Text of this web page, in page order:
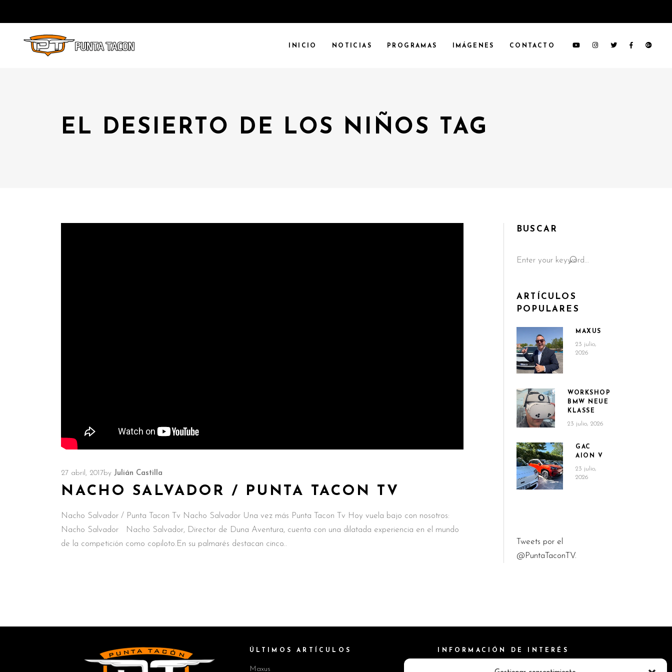
INICIO NOTICIAS PROGRAMAS IMÁGENES CONTACTO
EL DESIERTO DE LOS NIÑOS TAG
27 abril, 2017 by Julián Castilla
NACHO SALVADOR / PUNTA TACON TV
Nacho Salvador / Punta Tacon Tv Nacho Salvador Una vez más Punta Tacon Tv Hoy vuela bajo con nosotros:
Nacho Salvador Nacho Salvador, Director de Duna Aventura, cuenta con una dilatada experiencia en el mundo
de la competición como copiloto.En su palmarés destacan cinco
BUSCAR
for:
ARTÍCULOS
POPULARES
MAXUS
23 julio,
2026
WORKSHOP
BMW NEUE
KLASSE
23 julio, 2026
GAC
AION V
23 julio,
2026
Tweets por el
@PuntaTaconTV.
ÚLTIMOS ARTÍCULOS
Maxus
INFORMACIÓN DE INTERÉS
Política de Cookies